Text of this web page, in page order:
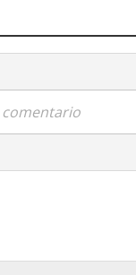
comentario